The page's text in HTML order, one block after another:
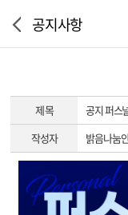
공지사항
제 목 공지퍼스
작성자
밝음나눔